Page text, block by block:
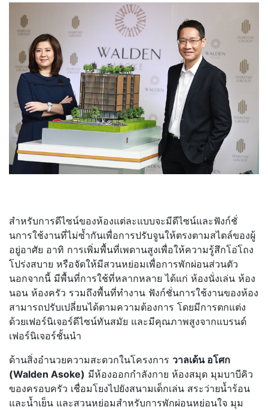
สำหรับการดีไซน์ของห้องแต่ละแบบจะมีดีไซน์และฟังก์ชั่
นการใช้งานที่ไม่ซ้ำกันเพื่อการปรับจูนให้ตรงตามสไตล์ของผู้
อยู่อาศัย อาทิ การเพิ่มพื้นที่เพดานสูงเพื่อให้ความรู้สึกโอ่โถง
โปร่งสบาย หรือจัดให้มีสวนหย่อมเพื่อการพักผ่อนส่วนตัว
นอกจากนี้ มีพื้นที่การใช้ที่หลากหลาย ได้แก่ ห้องนั่งเล่น ห้อง
นอน ห้องครัว รวมถึงพื้นที่ทำงาน ฟังก์ชั่นการใช้งานของห้อง
สามารถปรับเปลี่ยนได้ตามความต้องการ โดยมีการตกแต่ง
ด้วยเฟอร์นิเจอร์ดีไซน์ทันสมัย และมีคุณภาพสูงจากแบรนด์
เฟอร์นิเจอร์ชั้นนำ
ด้านสิ่งอำนวยความสะดวกในโครงการ วาลเด้น อโศก
(Walden Asoke) มีห้องออกกำลังกาย ห้องสมุด มุมบาบีคิว
ของครอบครัว เชื่อมโยงไปยังสนามเด็กเล่น สระว่ายน้ำร้อน
และน้ำเย็น และสวนหย่อมสำหรับการพักผ่อนหย่อนใจ มุม